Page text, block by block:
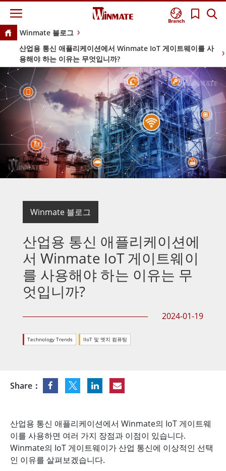
Branch
Winmate 블로그
산업용 통신 애플리케이션에서 Winmate IoT 게이트웨이를 사
용해야 하는 이유는 무엇입니까?
Winmate 블로그
산업용 통신 애플리케이션에
서 Winmate IoT 게이트웨이
를 사용해야 하는 이유는 무
엇입니까?
2024-01-19
Technology Trends IIoT 및 엣지 컴퓨팅
Share：
산업용 통신 애플리케이션에서 Winmate의 IoT 게이트웨
이를 사용하면 여러 가지 장점과 이점이 있습니다.
Winmate의 IoT 게이트웨이가 산업 통신에 이상적인 선택
인 이유를 살펴보겠습니다.